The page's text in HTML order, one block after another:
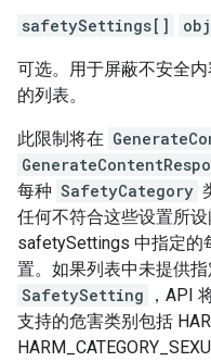
safetySettings[]
可选。用于屏蔽不安全
的列表。
此限制将在
每种 SafetyCategory
任何不符合这些设置所
safetySettings 中指定的
置。如果列表中未提供指
SafetySetting
，API
支持的危害类别包括